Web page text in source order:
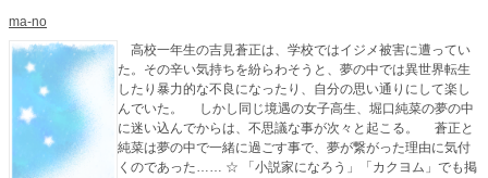
ma-no
高校一年生の吉見蒼正は、学校ではイジメ被害に遭ってい
た。その辛い気持ちを紛らわそうと、夢の中では異世界転生
したり暴力的な不良になったり、自分の思い通りにして楽し
んでいた。 しかし同じ境遇の女子高生、堀口純菜の夢の中
に迷い込んでからは、不思議な事が次々と起こる。 蒼正と
純菜は夢の中で一緒に過ごす事で、夢が繋がった理由に気付
くのであった…… ☆ 「小説家になろう」「カクヨム」でも掲